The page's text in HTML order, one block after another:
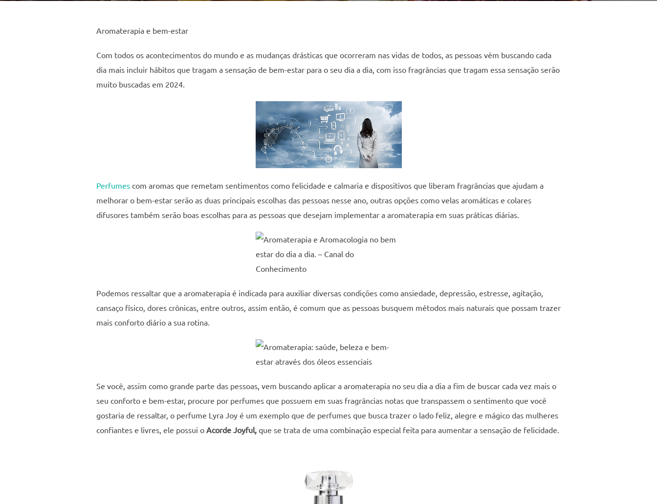
Aromaterapia e bem-estar
Com todos os acontecimentos do mundo e as mudanças drásticas que ocorreram nas vidas de todos, as pessoas vêm buscando cada
dia mais incluir hábitos que tragam a sensação de bem-estar para o seu dia a dia, com isso fragrâncias que tragam essa sensação serão
muito buscadas em 2024.
Perfumes com aromas que remetam sentimentos como felicidade e calmaria e dispositivos que liberam fragrâncias que ajudam a
melhorar o bem-estar serão as duas principais escolhas das pessoas nesse ano, outras opções como velas aromáticas e colares
difusores também serão boas escolhas para as pessoas que desejam implementar a aromaterapia em suas práticas diárias.
Podemos ressaltar que a aromaterapia é indicada para auxiliar diversas condições como ansiedade, depressão, estresse, agitação,
cansaço físico, dores crônicas, entre outros, assim então, é comum que as pessoas busquem métodos mais naturais que possam trazer
mais conforto diário a sua rotina.
Se você, assim como grande parte das pessoas, vem buscando aplicar a aromaterapia no seu dia a dia a fim de buscar cada vez mais o
seu conforto e bem-estar, procure por perfumes que possuem em suas fragrâncias notas que transpassem o sentimento que você
gostaria de ressaltar, o perfume Lyra Joy é um exemplo que de perfumes que busca trazer o lado feliz, alegre e mágico das mulheres
confiantes e livres, ele possui o Acorde Joyful, que se trata de uma combinação especial feita para aumentar a sensação de felicidade.